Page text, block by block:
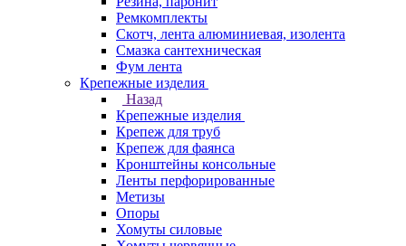
Ремкомплекты
Скотч, лента алюминиевая, изолента
Смазка сантехническая
Фум лента
Крепежные изделия
Назад
Крепежные изделия
Крепеж для труб
Крепеж для фаянса
Кронштейны консольные
Ленты перфорированные
Метизы
Опоры
Хомуты силовые